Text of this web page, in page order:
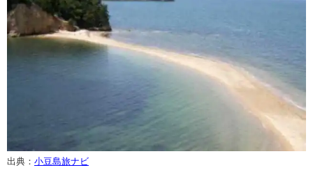
出典： 小豆島旅ナビ